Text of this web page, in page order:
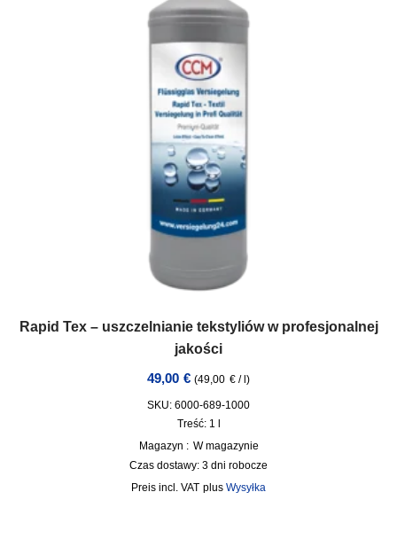
Rapid Tex – uszczelnianie tekstyliów w profesjonalnej
jakości
49,00 € (49,00 € / )
SKU: 6000-689-1000
Treść: 1 l
Magazyn : W magazynie
Czas dostawy: 3 dni robocze
incl. VAT plus Wysyłka